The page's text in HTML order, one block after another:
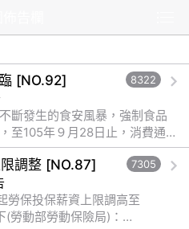
[NO.92] 8322
斷發生的食安風暴，強制食品
至105年９月28日止，消費通
張電子發票，比起104年，已成
整文章調整 [NO.87] 7305
勞保投保薪資上限調高至